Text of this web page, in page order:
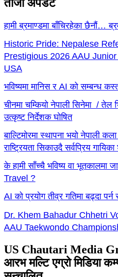
ताजा अपडेट
हामी ब्रमाण्डमा बाँचिरहेका छैनौं…
Historic Pride: Nepalese
Prestigious 2026 AAU
USA
भविष्यमा मानिस र AI को सम्बन्ध
चीनमा चम्कियो नेपाली सिनेमा / तेल
उत्कृष्ट निर्देशक घोषित
बाल्टिमोरमा स्थापना भयो नेपाली
राष्ट्रियता सिकाउदै सर्वप्रिय गायिका
के हामी साँच्चै भविष्य वा भूतकालमा
Travel ?
AI को प्रयोग तीव्र गतिमा बढ्दा
Dr. Khem Bahadur Chhetri
AAU Taekwondo
US Chautari Media
आरभ मल्टि एग्रो मिडिया